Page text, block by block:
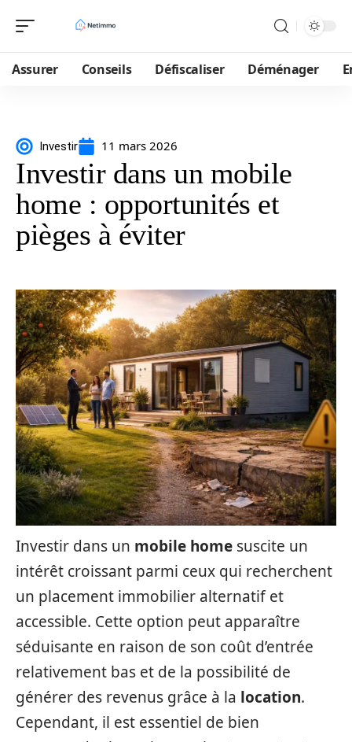
Assurer Conseils Défiscaliser Déménager
Investir 11 mars 2026
Investir dans un mobile
home : opportunités et
pièges à éviter
Investir dans un mobile home suscite un
intérêt croissant parmi ceux qui recherchent
un placement immobilier alternatif et
accessible. Cette option peut apparaître
séduisante en raison de son coût d’entrée
relativement bas et de la possibilité de
générer des revenus grâce à la location.
Cependant, il est essentiel de bien